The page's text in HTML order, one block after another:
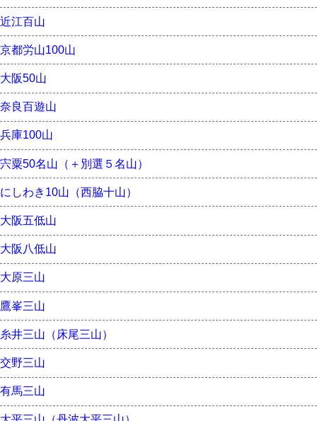
近江百山
京都労山100山
大阪50山
奈良百遊山
兵庫100山
宍粟50名山（＋別選５名山）
にしわき10山（西脇十山）
大阪五低山
大阪八低山
大原三山
鷹峯三山
糸井三山（床尾三山）
交野三山
有馬三山